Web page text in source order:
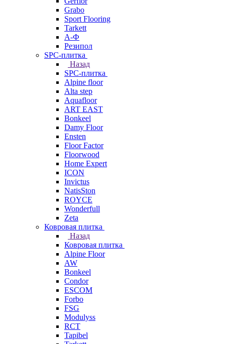
Grabo
Sport Flooring
Tarkett
А-Ф
Резипол
SPC-плитка
Назад
SPC-плитка
Alpine floor
Alta step
Aquafloor
ART EAST
Bonkeel
Damy Floor
Ensten
Floor Factor
Floorwood
Home Expert
ICON
Invictus
NatisSton
ROYCE
Wonderfull
Zeta
Ковровая плитка
Назад
Ковровая плитка
Alpine Floor
AW
Bonkeel
Condor
ESCOM
Forbo
FSG
Modulyss
RCT
Tapibel